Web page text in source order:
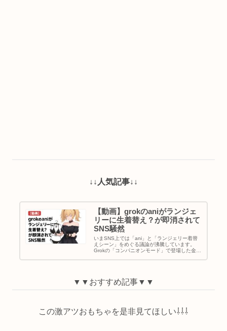
↓↓人気記事↓↓
【動画】grokのaniがランジェ
リーに生着替え？が即消されて
SNS騒然
いまSNS上では「ani」と「ランジェリー着替
えシーン」をめぐる議論が沸騰しています。
Grokの「コンパニオンモード」で登場した金髪
▼▼おすすめ記事▼▼
この激アツおもちゃを是非見てほしい⇩⇩⇩